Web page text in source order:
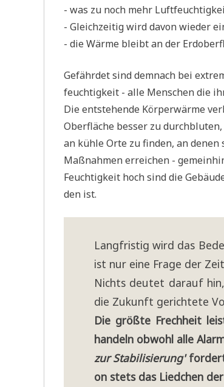
- was zu noch mehr
- Gleich­zei­tig wird davon wie­der
- die Wär­me bleibt an der
Gefähr­det sind dem­nach bei
feuch­tig­keit - alle Men­schen die
Die ent­ste­hen­de Kör­per­wär­me
Ober­flä­che bes­ser zu
an küh­le Orte zu fin­den, an
Maß­nah­men errei­chen -
Feuch­tig­keit hoch sind die
den ist.
Lang­fri­stig wird das
ist nur eine Fra­ge der
Nichts deu­tet dar­auf
die Zukunft gerich­te­te
Die größ­te Frech­heit
han­deln obwohl alle
zur Sta­bi­li­sie­rung'
on stets das Lied­chen der